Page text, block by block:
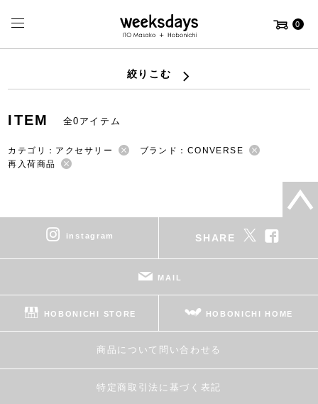
0
絞りこむ
ITEM 全0アイテム
カテゴリ：アクセサリー
ブランド：CONVERSE
再入荷商品
instagram SHARE
MAIL
HOBONICHI STORE HOBONICHI HOME
商品について問い合わせる
特定商取引法に基づく表記